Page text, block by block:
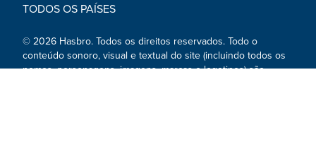
TODOS OS PAÍSES
© 2026 Hasbro. Todos os direitos reservados. Todo o
conteúdo sonoro, visual e textual do site (incluindo todos os
nomes, personagens, imagens, marcas e logotipos) são